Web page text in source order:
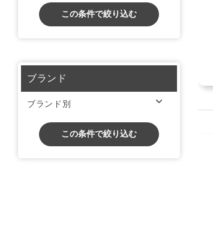
この条件で絞り込む
ブランド
ブランド別
この条件で絞り込む